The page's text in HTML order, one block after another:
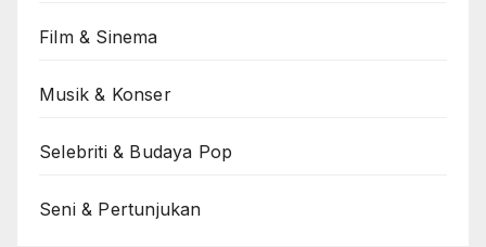
Film & Sinema
Musik & Konser
Selebriti & Budaya Pop
Seni & Pertunjukan